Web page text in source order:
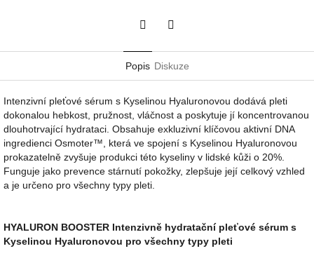
Popis Diskuze
Intenzivní pleťové sérum s Kyselinou Hyaluronovou dodává pleti
dokonalou hebkost, pružnost, vláčnost a poskytuje jí koncentrovanou
dlouhotrvající hydrataci. Obsahuje exkluzivní klíčovou aktivní DNA
ingredienci Osmoter™, která ve spojení s Kyselinou Hyaluronovou
prokazatelně zvyšuje produkci této kyseliny v lidské kůži o 20%.
Funguje jako prevence stárnutí pokožky, zlepšuje její celkový vzhled
a je určeno pro všechny typy pleti.
HYALURON BOOSTER Intenzivně hydratační pleťové sérum s
Kyselinou Hyaluronovou pro všechny typy pleti